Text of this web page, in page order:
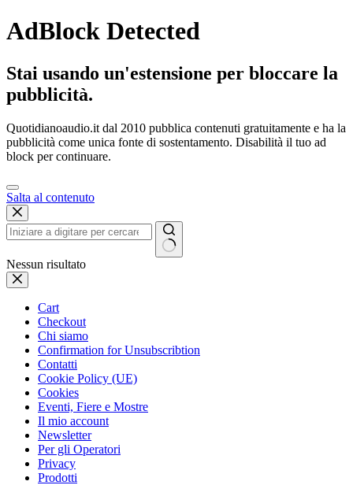
AdBlock Detected
Stai usando un'estensione per bloccare la
pubblicità.
Quotidianoaudio.it dal 2010 pubblica contenuti gratuitamente e ha la
pubblicità come unica fonte di sostentamento. Disabilità il tuo ad
block per continuare.
Salta al contenuto
Nessun risultato
Cart
Checkout
Chi siamo
Confirmation for Unsubscribtion
Contatti
Cookie Policy (UE)
Cookies
Eventi, Fiere e Mostre
Il mio account
Newsletter
Per gli Operatori
Privacy
Prodotti